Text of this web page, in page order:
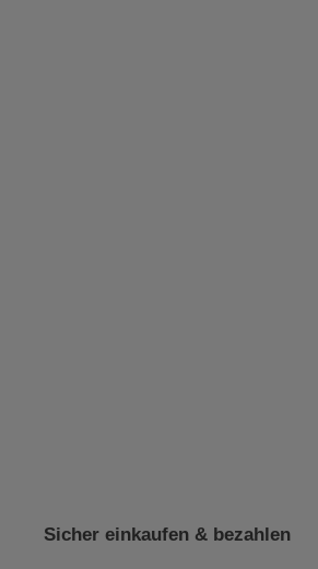
Sicher einkaufen & bezahlen